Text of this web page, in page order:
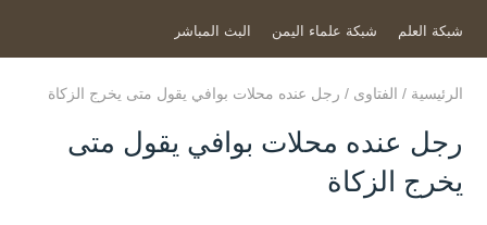
شبكة العلم شبكة علماء اليمن البث المباشر
الرئيسية / الفتاوى / رجل عنده محلات بوافي يقول متى يخرج الزكاة
رجل عنده محلات بوافي يقول متى
يخرج الزكاة